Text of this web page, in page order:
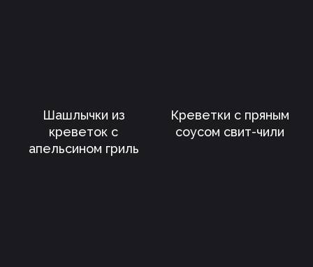
Шашлычки из
креветок с
апельсином гриль
Креветки с пряным
соусом свит-чили
Политика конфиденциальности
Проведение оплаты